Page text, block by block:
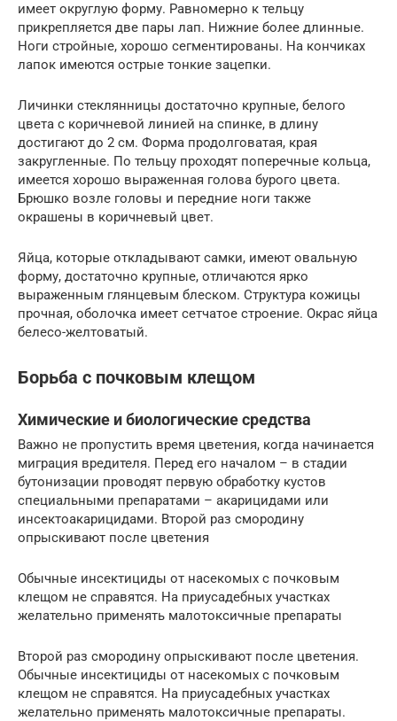
имеет округлую форму. Равномерно к тельцу
прикрепляется две пары лап. Нижние более длинные.
Ноги стройные, хорошо сегментированы. На кончиках
лапок имеются острые тонкие зацепки.
Личинки стеклянницы достаточно крупные, белого
цвета с коричневой линией на спинке, в длину
достигают до 2 см. Форма продолговатая, края
закругленные. По тельцу проходят поперечные кольца,
имеется хорошо выраженная голова бурого цвета.
Брюшко возле головы и передние ноги также
окрашены в коричневый цвет.
Яйца, которые откладывают самки, имеют овальную
форму, достаточно крупные, отличаются ярко
выраженным глянцевым блеском. Структура кожицы
прочная, оболочка имеет сетчатое строение. Окрас яйца
белесо-желтоватый.
Борьба с почковым клещом
Химические и биологические средства
Важно не пропустить время цветения, когда начинается
миграция вредителя. Перед его началом – в стадии
бутонизации проводят первую обработку кустов
специальными препаратами – акарицидами или
инсектоакарицидами. Второй раз смородину
опрыскивают после цветения
Обычные инсектициды от насекомых с почковым
клещом не справятся. На приусадебных участках
желательно применять малотоксичные препараты
Второй раз смородину опрыскивают после цветения.
Обычные инсектициды от насекомых с почковым
клещом не справятся. На приусадебных участках
желательно применять малотоксичные препараты.